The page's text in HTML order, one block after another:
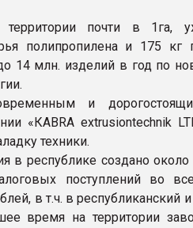
территории почти в 1га,
полипропилена и 175 кг
14 млн. изделий в год по
и
«КАВRА ехtrusiontechnik
техники.
в республике создано
поступлений во
в т.ч. в
время на территории